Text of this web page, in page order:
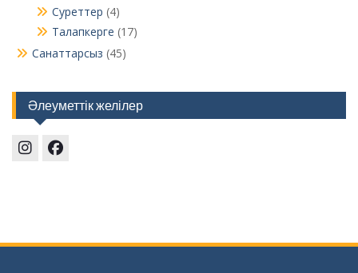
Суреттер (4)
Талапкерге (17)
Санаттарсыз (45)
Әлеуметтік желілер